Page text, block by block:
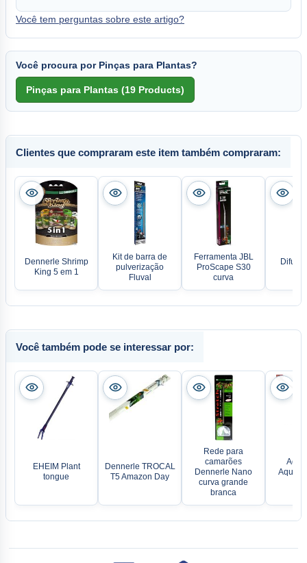
Você tem perguntas sobre este artigo?
Você procura por Pinças para Plantas?
Clientes que compraram este item também compraram:
Dennerle Shrimp
King 5 em 1
Kit de barra de
pulverização
Fluval
Ferramenta JBL
ProScape S30
curva
Você também pode se interessar por:
EHEIM Plant
tongue
Dennerle TROCAL
T5 Amazon Day
Rede para
camarões
Dennerle Nano
curva grande
branca